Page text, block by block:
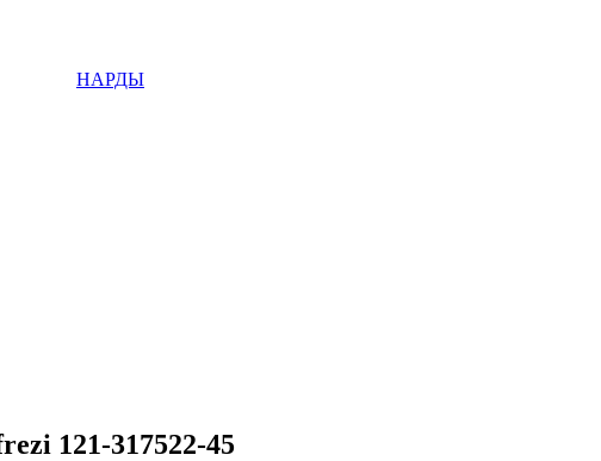
НАРДЫ
121-317522-45